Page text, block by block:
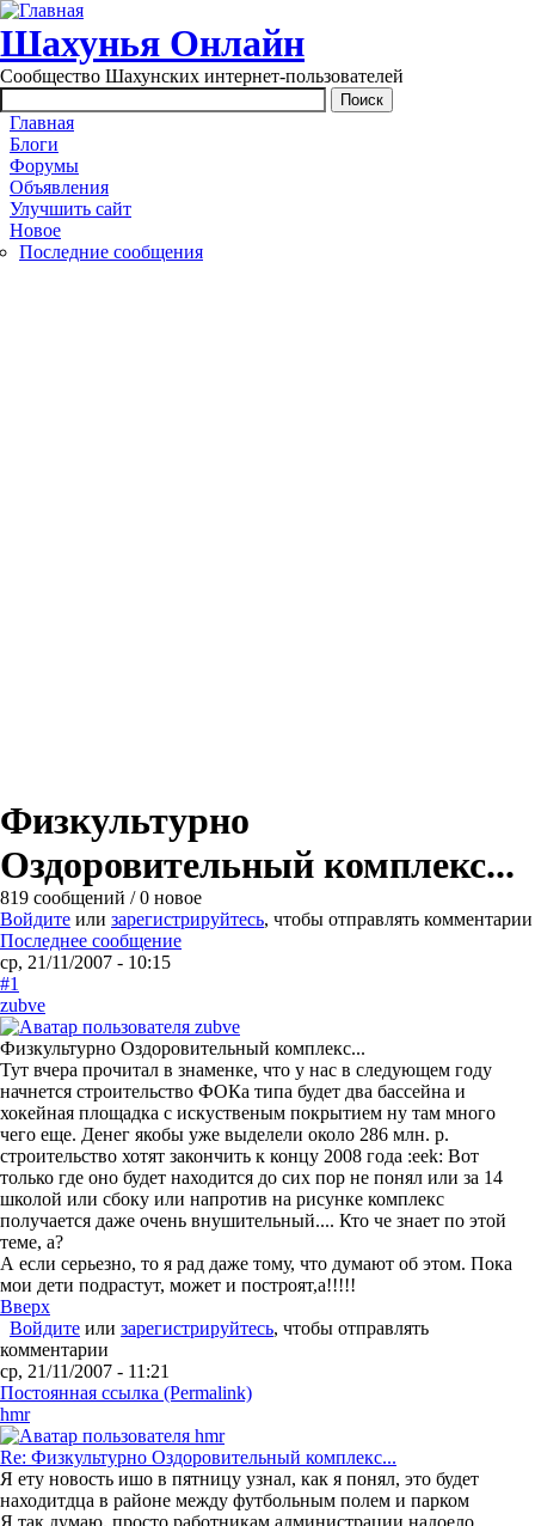
Перейти к основному содержанию
Шахунья Онлайн
Сообщество Шахунских интернет-пользователей
Main menu
Главная
Блоги
Форумы
Объявления
Улучшить сайт
Новое
Последние сообщения
Физкультурно
Оздоровительный комплекс...
819 сообщений / 0 новое
Войдите или зарегистрируйтесь, чтобы отправлять комментарии
Последнее сообщение
ср, 21/11/2007 - 10:15
#1
zubve
Физкультурно Оздоровительный комплекс...
Тут вчера прочитал в знаменке, что у нас в следующем году
начнется строительство ФОКа типа будет два бассейна и
хокейная площадка с искуственым покрытием ну там много
чего еще. Денег якобы уже выделели около 286 млн. р.
строительство хотят закончить к концу 2008 года :eek: Вот
только где оно будет находится до сих пор не понял или за 14
школой или сбоку или напротив на рисунке комплекс
получается даже очень внушительный.... Кто че знает по этой
теме, а?
А если серьезно, то я рад даже тому, что думают об этом. Пока
мои дети подрастут, может и построят,а!!!!!
Вверх
Войдите или зарегистрируйтесь, чтобы отправлять
комментарии
ср, 21/11/2007 - 11:21
Постоянная ссылка (Permalink)
hmr
Re: Физкультурно Оздоровительный комплекс...
Я ету новость ишо в пятницу узнал, как я понял, это будет
находитдца в районе между футбольным полем и парком
Я так думаю, просто работникам администрации надоело